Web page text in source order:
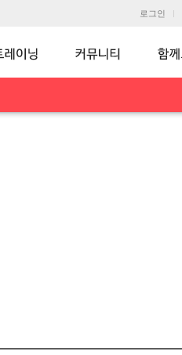
로그인